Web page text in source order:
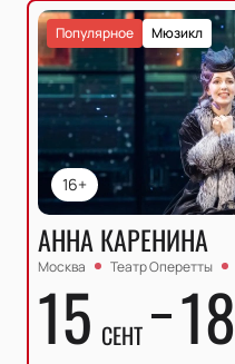
16+
Мюзикл
Популярное
АННА КАРЕНИНА
Москва Театр Оперетты
15 СЕНТ 18